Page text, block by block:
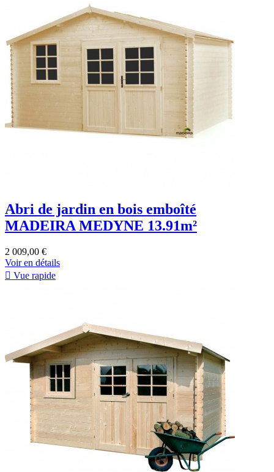
Abri de jardin en bois emboîté
MADEIRA MEDYNE 13.91m²
2 009,00 €
Voir en détails
 Vue rapide